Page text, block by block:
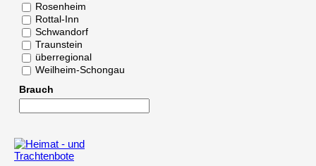
Rosenheim
Rottal-Inn
Schwandorf
Traunstein
überregional
Weilheim-Schongau
Brauch